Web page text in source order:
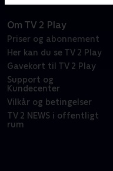
Om TV 2 Play
Priser og abonnement
Her kan du se TV 2 Play
Gavekort til TV 2 Play
Support og
Kundecenter
Vilkår og betingelser
TV 2 NEWS i offentligt
rum